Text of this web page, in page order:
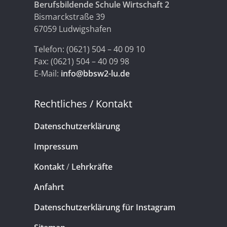
Berufsbildende Schule Wirtschaft 2
Bismarckstraße 39
67059 Ludwigshafen
Telefon: (0621) 504 – 40 09 10
Fax: (0621) 504 – 40 09 98
E-Mail: info@bbsw2-lu.de
Rechtliches / Kontakt
Datenschutzerklärung
Impressum
Kontakt/ Lehrkräfte
Anfahrt
Datenschutzerklärung für Instagram